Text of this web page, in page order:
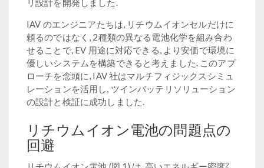
リ設計を開発しました.
IAV のエンジニアたちは, リチウムイオンセルだけに
頼るのではなく, 2種類の異なる電池化学を組み合わ
せることで, EV 用途に対応できる, より安価で環境に
優しいシステムを構築できると考えました. このアプ
ローチを念頭に, IAV 社はマルチフィジックスシミュ
レーションを活用し, ツインバッテリソリューション
の設計と検証に成功しました.
リチウムイオン電池の問題点の
回避
2